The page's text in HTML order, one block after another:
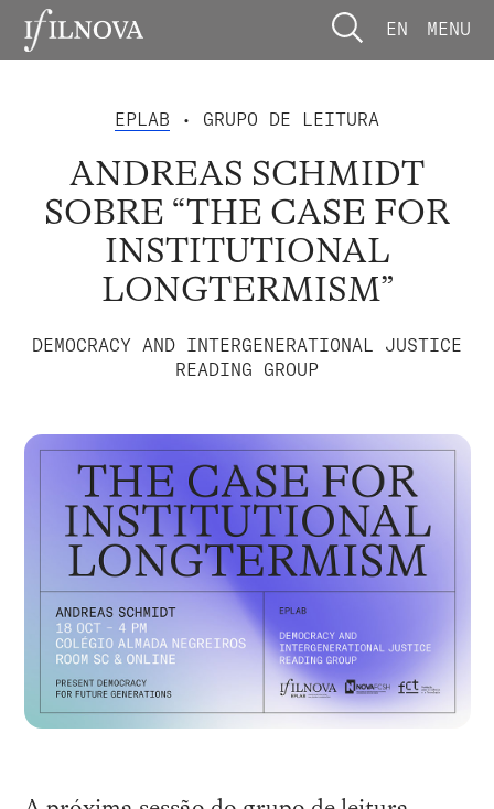
EN MENU
EPLAB • GRUPO DE LEITURA
ANDREAS SCHMIDT
SOBRE “THE CASE FOR
INSTITUTIONAL
LONGTERMISM”
DEMOCRACY AND INTERGENERATIONAL JUSTICE
READING GROUP